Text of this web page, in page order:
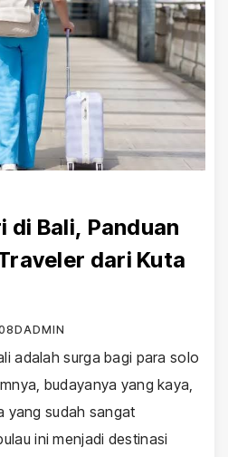
di Bali, Panduan
dari Kuta
adalah surga bagi para solo
budayanya yang kaya,
yang sudah sangat
ini menjadi destinasi